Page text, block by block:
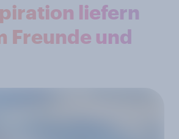
liefern
Freunde und